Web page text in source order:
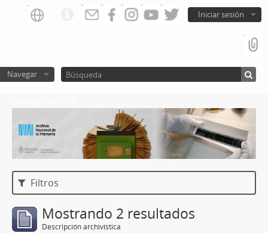
Iniciar sesión
Navegar
Filtros
Mostrando 2 resultados
Descripción archivística